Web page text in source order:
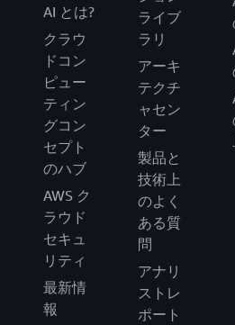
AI とは?
クラウ
ドコン
ピュー
ティン
グコン
セプト
のハブ
AWS ク
ラウド
セキュ
リティ
最新情
報
ライブ
ラリ
アーキ
テクチ
ャセン
ター
製品と
技術上
のよく
ある質
問
アナリ
ストレ
ポート